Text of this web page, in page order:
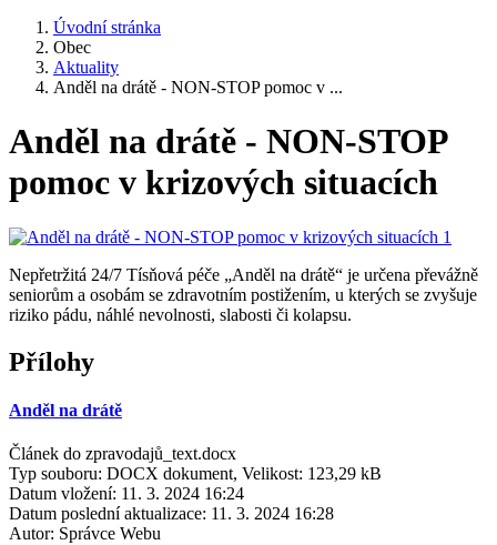
Úvodní stránka
Obec
Aktuality
Anděl na drátě - NON-STOP pomoc v ...
Anděl na drátě - NON-STOP
pomoc v krizových situacích
Nepřetržitá 24/7 Tísňová péče „Anděl na drátě“ je určena převážně
seniorům a osobám se zdravotním postižením, u kterých se zvyšuje
riziko pádu, náhlé nevolnosti, slabosti či kolapsu.
Přílohy
Anděl na drátě
Článek do zpravodajů_text.docx
Typ souboru: DOCX dokument, Velikost: 123,29 kB
Datum vložení: 11. 3. 2024 16:24
Datum poslední aktualizace: 11. 3. 2024 16:28
Autor: Správce Webu